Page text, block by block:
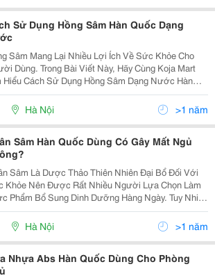
Sử Dụng Hồng Sâm Hàn Quốc Dạng
Sâm Mang Lại Nhiều Lợi Ích Về Sức Khỏe Cho
Dùng. Trong Bài Viết Này, Hãy Cùng Koja Mart
Hiểu Cách Sử Dụng Hồng Sâm Dạng Nước Hàn
Và Lưu Ý Để Sản Phẩm Phát Huy Hiệu Quả Tốt
Sâm Dạng Nước Là Gì ? Nước HồngHà Nội >1 năm
Sâm Hàn Quốc Dùng Có Gây Mất Ngủ
Sâm Là Dược Thảo Thiên Nhiên Đại Bổ Đối Với
Khỏe Nên Được Rất Nhiều Người Lựa Chọn Làm
Phẩm Bổ Sung Dinh Dưỡng Hàng Ngày. Tuy Nhiên
Người Vẫn Không Biết Rằng Việc Sử Dụng Nhân
Có Gây Mất Ngủ Không Và Làm Sao Để Sử Dụng
Hà Nội >1 năm
Nhựa Abs Hàn Quốc Dùng Cho Phòng